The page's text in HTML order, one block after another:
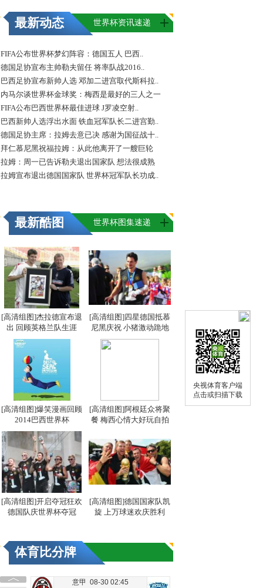
央视体育客户端
点击或扫描下载
最新动态 世界杯资讯速递
FIFA公布世界杯梦幻阵容：德国五人 巴西..
德国足协宣布主帅勒夫留任 将率队战2016..
巴西足协宣布新帅人选 邓加二进宫取代斯科拉..
内马尔谈世界杯金球奖：梅西是最好的三人之一
FIFA公布巴西世界杯最佳进球 J罗凌空射..
巴西新帅人选浮出水面 铁血冠军队长二进宫勤..
德国足协主席：拉姆去意已决 感谢为国征战十..
拜仁慕尼黑祝福拉姆：从此他离开了一艘巨轮
拉姆：周一已告诉勒夫退出国家队 想法很成熟
拉姆宣布退出德国国家队 世界杯冠军队长功成..
最新酷图 世界杯图集速递
[高清组图]杰拉德宣布退
出 回顾英格兰队生涯
[高清组图]四星德国抵慕
尼黑庆祝 小猪激动跪地
[高清组图]爆笑漫画回顾
2014巴西世界杯
[高清组图]阿根廷众将聚
餐 梅西心情大好玩自拍
[高清组图]开启夺冠狂欢
德国队庆世界杯夺冠
[高清组图]德国国家队凯
旋 上万球迷欢庆胜利
体育比分牌
意甲 08-30 02:45